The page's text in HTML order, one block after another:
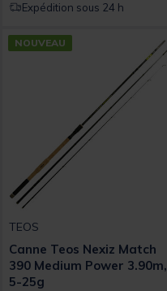
Expédition sous 24 h
NOUVEAU
TEOS
Canne Teos Nexiz Match
390 Medium Power 3.90m,
5-25g